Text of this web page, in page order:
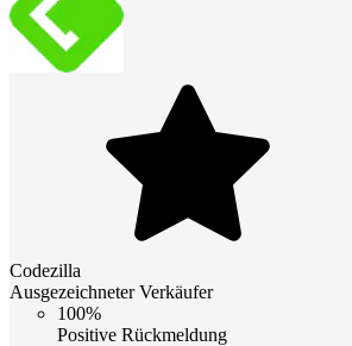
Codezilla
Ausgezeichneter Verkäufer
100%
Positive Rückmeldung